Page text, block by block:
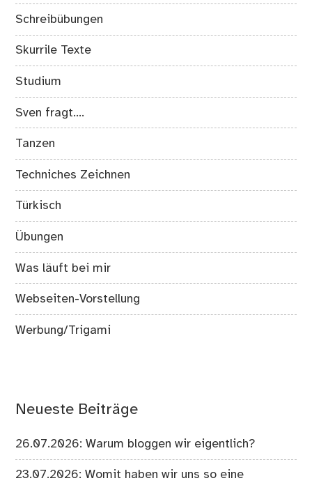
Schreibübungen
Skurrile Texte
Studium
Sven fragt….
Tanzen
Techniches Zeichnen
Türkisch
Übungen
Was läuft bei mir
Webseiten-Vorstellung
Werbung/Trigami
Neueste Beiträge
26.07.2026: Warum bloggen wir eigentlich?
23.07.2026: Womit haben wir uns so eine